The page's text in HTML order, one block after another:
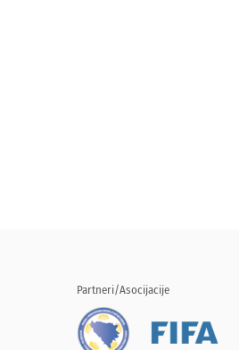
Partneri/Asocijacije